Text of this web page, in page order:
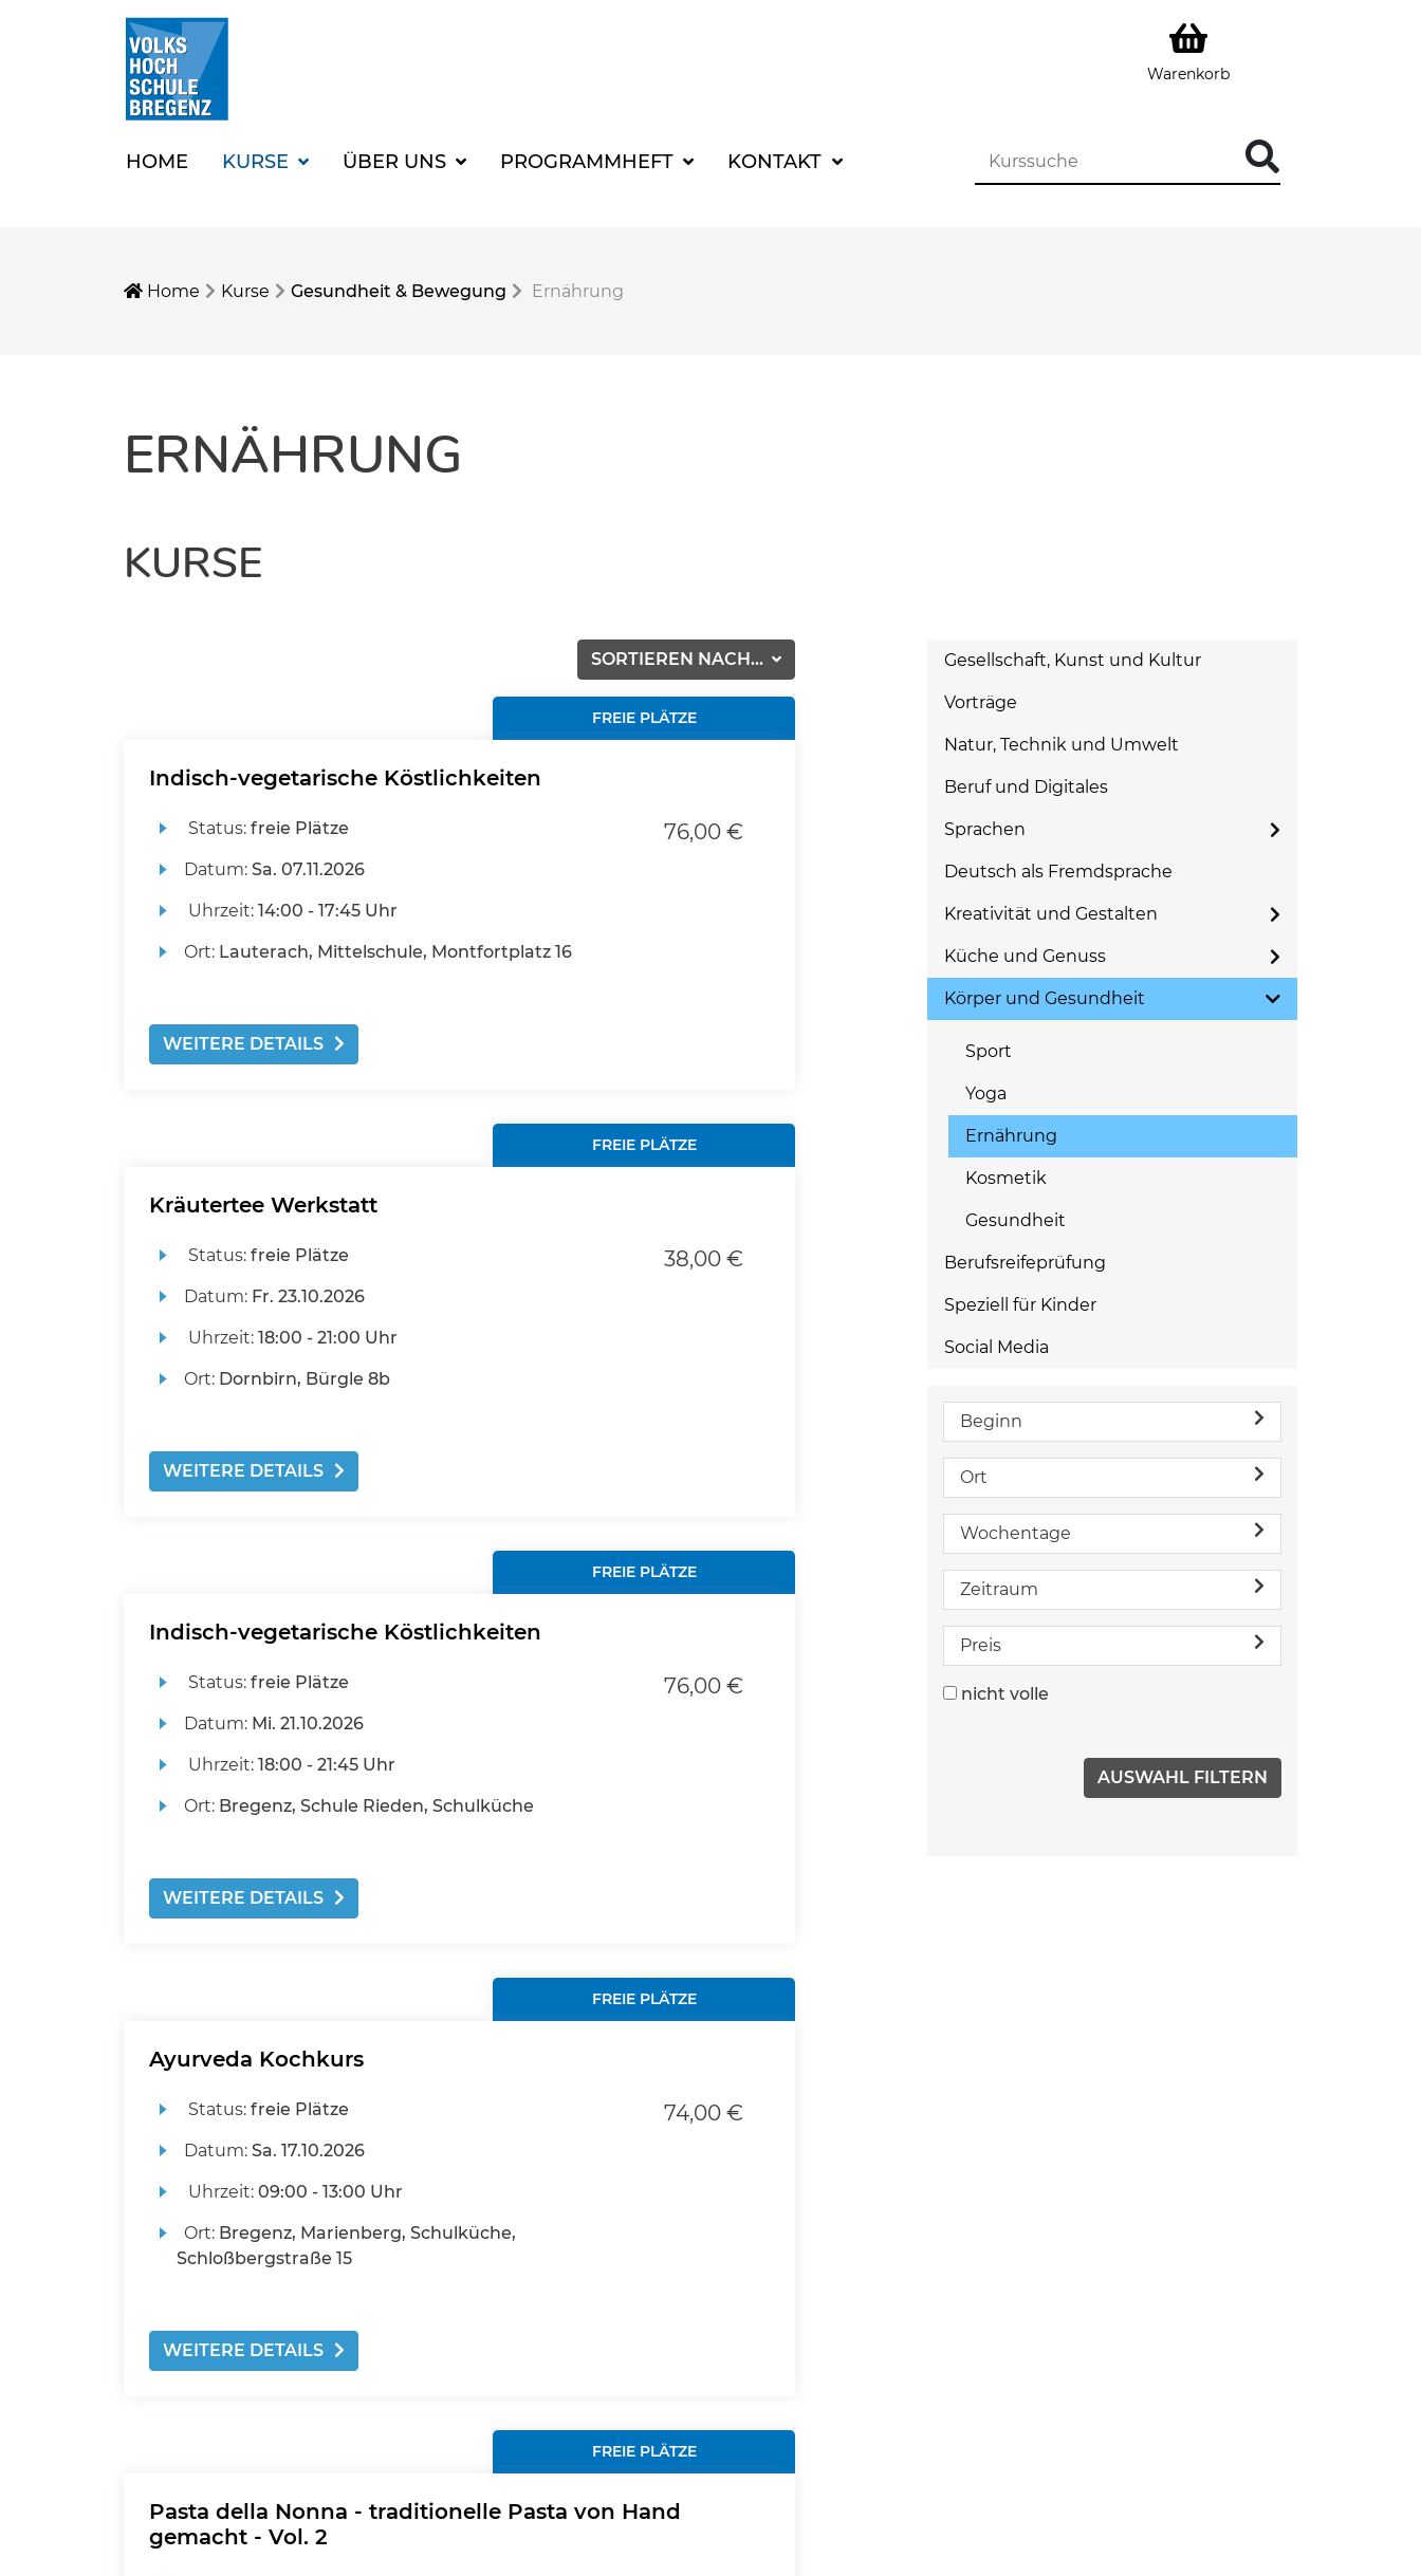
Warenkorb
HOME KURSE ÜBER UNS PROGRAMMHEFT KONTAKT
Home Kurse Gesundheit & Bewegung Ernährung
ERNÄHRUNG
KURSE
SORTIEREN NACH...
FREIE PLÄTZE
Indisch-vegetarische Köstlichkeiten
Status: freie Plätze
Datum: Sa. 07.11.2026
Uhrzeit: 14:00 - 17:45 Uhr
Ort: Lauterach, Mittelschule, Montfortplatz 16
76,00 €
WEITERE DETAILS
FREIE PLÄTZE
Kräutertee Werkstatt
Status: freie Plätze
Datum: Fr. 23.10.2026
Uhrzeit: 18:00 - 21:00 Uhr
Ort: Dornbirn, Bürgle 8b
38,00 €
WEITERE DETAILS
FREIE PLÄTZE
Indisch-vegetarische Köstlichkeiten
Status: freie Plätze
Datum: Mi. 21.10.2026
Uhrzeit: 18:00 - 21:45 Uhr
Ort: Bregenz, Schule Rieden, Schulküche
76,00 €
WEITERE DETAILS
FREIE PLÄTZE
Ayurveda Kochkurs
Status: freie Plätze
Datum: Sa. 17.10.2026
Uhrzeit: 09:00 - 13:00 Uhr
Ort: Bregenz, Marienberg, Schulküche,
Schloßbergstraße 15
74,00 €
WEITERE DETAILS
FREIE PLÄTZE
Pasta della Nonna - traditionelle Pasta von Hand
gemacht - Vol. 2
Gesellschaft, Kunst und Kultur
Vorträge
Natur, Technik und Umwelt
Beruf und Digitales
Sprachen
Deutsch als Fremdsprache
Kreativität und Gestalten
Küche und Genuss
Körper und Gesundheit
Sport
Yoga
Ernährung
Kosmetik
Gesundheit
Berufsreifeprüfung
Speziell für Kinder
Social Media
Beginn
Ort
Wochentage
Zeitraum
Preis
nicht volle